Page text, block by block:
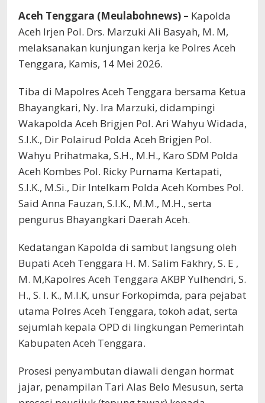
Aceh Tenggara (Meulabohnews) – Kapolda
Aceh Irjen Pol. Drs. Marzuki Ali Basyah, M. M,
melaksanakan kunjungan kerja ke Polres Aceh
Tenggara, Kamis, 14 Mei 2026.
Tiba di Mapolres Aceh Tenggara bersama Ketua
Bhayangkari, Ny. Ira Marzuki, didampingi
Wakapolda Aceh Brigjen Pol. Ari Wahyu Widada,
S.I.K., Dir Polairud Polda Aceh Brigjen Pol.
Wahyu Prihatmaka, S.H., M.H., Karo SDM Polda
Aceh Kombes Pol. Ricky Purnama Kertapati,
S.I.K., M.Si., Dir Intelkam Polda Aceh Kombes Pol.
Said Anna Fauzan, S.I.K., M.M., M.H., serta
pengurus Bhayangkari Daerah Aceh.
Kedatangan Kapolda di sambut langsung oleh
Bupati Aceh Tenggara H. M. Salim Fakhry, S. E ,
M. M,Kapolres Aceh Tenggara AKBP Yulhendri, S.
H., S. I. K., M.I.K, unsur Forkopimda, para pejabat
utama Polres Aceh Tenggara, tokoh adat, serta
sejumlah kepala OPD di lingkungan Pemerintah
Kabupaten Aceh Tenggara.
Prosesi penyambutan diawali dengan hormat
jajar, penampilan Tari Alas Belo Mesusun, serta